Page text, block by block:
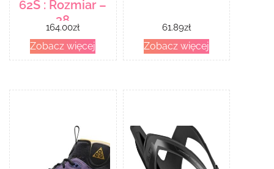
62S : Rozmiar –
38
164.00zł
Zobacz więcej
61.89zł
Zobacz więcej